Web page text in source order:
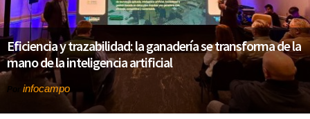
Eficiencia y trazabilidad: la ganadería se transforma de la
mano de la inteligencia artificial
Por infocampo